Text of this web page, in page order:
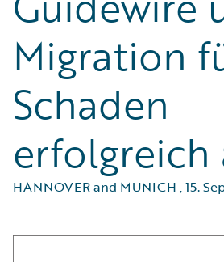
Migration
Schaden
erfolgreich
HANNOVER and MUNICH ,15.